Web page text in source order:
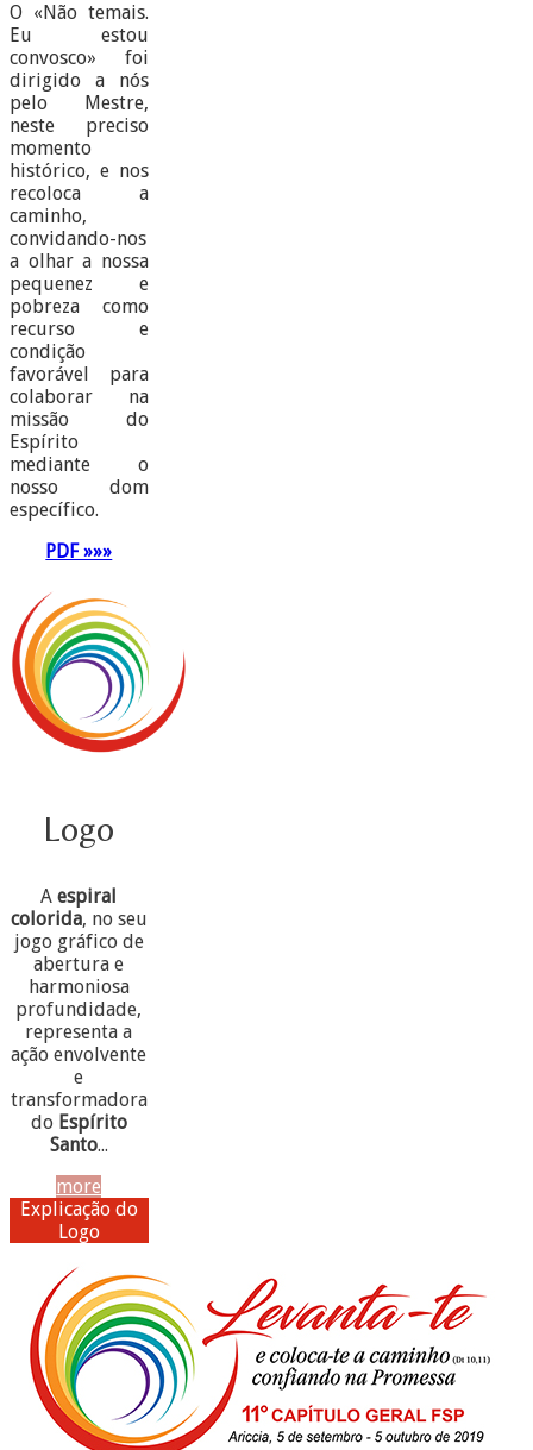
O «Não temais.
Eu estou
convosco» foi
dirigido a nós
pelo Mestre,
neste preciso
momento
histórico, e nos
recoloca a
caminho,
convidando-nos
a olhar a nossa
pequenez e
pobreza como
recurso e
condição
favorável para
colaborar na
missão do
Espírito
mediante o
nosso dom
específico.
PDF »»»
Logo
Aespiral
colorida, no seu
jogo gráfico de
abertura e
harmoniosa
profundidade,
representa a
ação envolvente
e
transformadora
do Espírito
Santo...
more
Explicação do
Logo